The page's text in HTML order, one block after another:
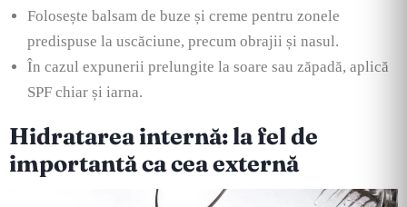
Folosește balsam de buze și creme pentru zonele
predispuse la uscăciune, precum obrajii și nasul.
În cazul expunerii prelungite la soare sau zăpadă, aplică
SPF chiar și iarna.
Hidratarea internă: la fel de
importantă ca cea externă